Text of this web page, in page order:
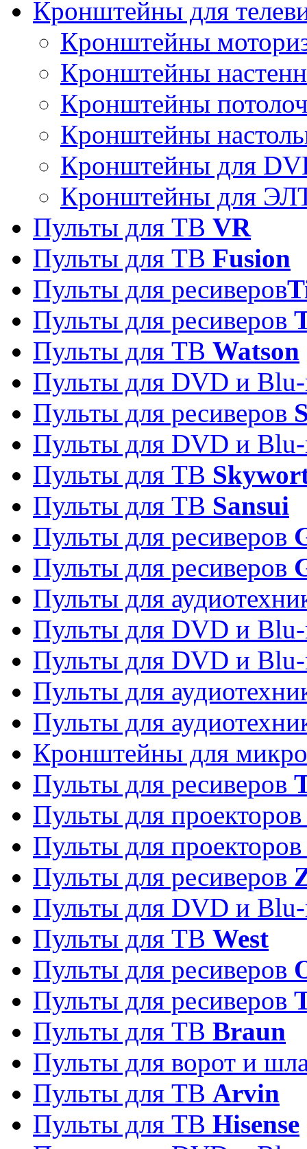
Кронштейны для
Кронштейны
Кронштейны
Кронштейны
Кронштейны
Кронштейны для
Кронштейны для
Пульты для ТВ VR
Пульты для ТВ Fusion
Пульты для ресиверов
Пульты для ресиверов
Пульты для ТВ Watson
Пульты для DVD и
Пульты для ресиверов
Пульты для DVD и
Пульты для ТВ
Пульты для ТВ Sansui
Пульты для ресиверов
Пульты для ресиверов
Пульты для
Пульты для DVD и
Пульты для DVD и
Пульты для
Пульты для
Кронштейны для
Пульты для ресиверов
Пульты для
Пульты для
Пульты для ресиверов
Пульты для DVD и
Пульты для ТВ West
Пульты для ресиверов
Пульты для ресиверов
Пульты для ТВ Braun
Пульты для ворот и
Пульты для ТВ Arvin
Пульты для ТВ Hisense